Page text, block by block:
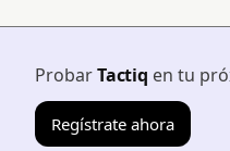
ProbarTactiq en tu
Regístrate ahora